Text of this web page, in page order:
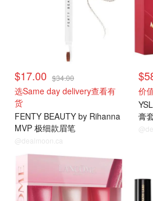
$17.00 $34.00
选Same day delivery查看有
货
FENTY BEAUTY by Rihanna
MVP 极细款眉笔
@dealmoon.ca
价
膏